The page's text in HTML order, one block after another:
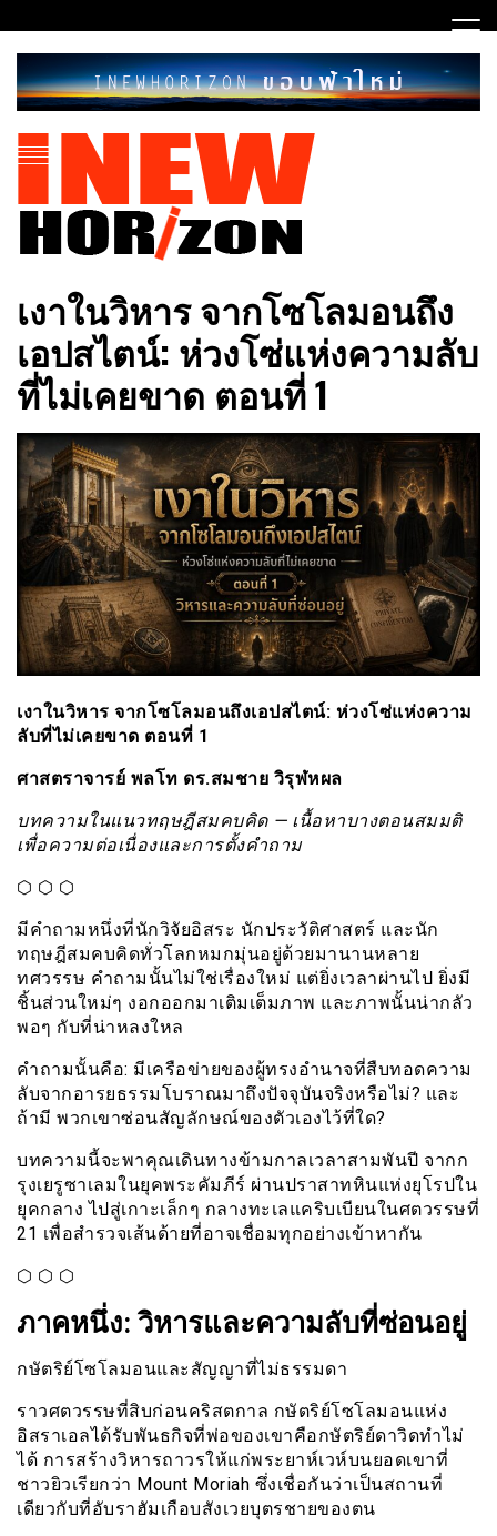
to
content
INEWHORIZON
เงาในวิหาร จากโซโลมอนถึง
เอปสไตน์: ห่วงโซ่แห่งความลับ
ที่ไม่เคยขาด ตอนที่ 1
เงาในวิหาร จากโซโลมอนถึงเอปสไตน์: ห่วงโซ่แห่งความ
ลับที่ไม่เคยขาด ตอนที่ 1
ศาสตราจารย์ พลโท ดร.สมชาย วิรุฬหผล
บทความในแนวทฤษฎีสมคบคิด — เนื้อหาบางตอนสมมติ
เพื่อความต่อเนื่องและการตั้งคำถาม
⬡ ⬡ ⬡
มีคำถามหนึ่งที่นักวิจัยอิสระ นักประวัติศาสตร์ และนัก
ทฤษฎีสมคบคิดทั่วโลกหมกมุ่นอยู่ด้วยมานานหลาย
ทศวรรษ คำถามนั้นไม่ใช่เรื่องใหม่ แต่ยิ่งเวลาผ่านไป ยิ่งมี
ชิ้นส่วนใหม่ๆ งอกออกมาเติมเต็มภาพ และภาพนั้นน่ากลัว
พอๆ กับที่น่าหลงใหล
คำถามนั้นคือ: มีเครือข่ายของผู้ทรงอำนาจที่สืบทอดความ
ลับจากอารยธรรมโบราณมาถึงปัจจุบันจริงหรือไม่? และ
ถ้ามี พวกเขาซ่อนสัญลักษณ์ของตัวเองไว้ที่ใด?
บทความนี้จะพาคุณเดินทางข้ามกาลเวลาสามพันปี จากก
รุงเยรูซาเลมในยุคพระคัมภีร์ ผ่านปราสาทหินแห่งยุโรปใน
ยุคกลาง ไปสู่เกาะเล็กๆ กลางทะเลแคริบเบียนในศตวรรษที่
21 เพื่อสำรวจเส้นด้ายที่อาจเชื่อมทุกอย่างเข้าหากัน
⬡ ⬡ ⬡
ภาคหนึ่ง: วิหารและความลับที่ซ่อนอยู่
กษัตริย์โซโลมอนและสัญญาที่ไม่ธรรมดา
ราวศตวรรษที่สิบก่อนคริสตกาล กษัตริย์โซโลมอนแห่ง
อิสราเอลได้รับพันธกิจที่พ่อของเขาคือกษัตริย์ดาวิดทำไม่
ได้ การสร้างวิหารถาวรให้แก่พระยาห์เวห์บนยอดเขาที่
ชาวยิวเรียกว่า Mount Moriah ซึ่งเชื่อกันว่าเป็นสถานที่
เดียวกับที่อับราฮัมเกือบสังเวยบุตรชายของตน